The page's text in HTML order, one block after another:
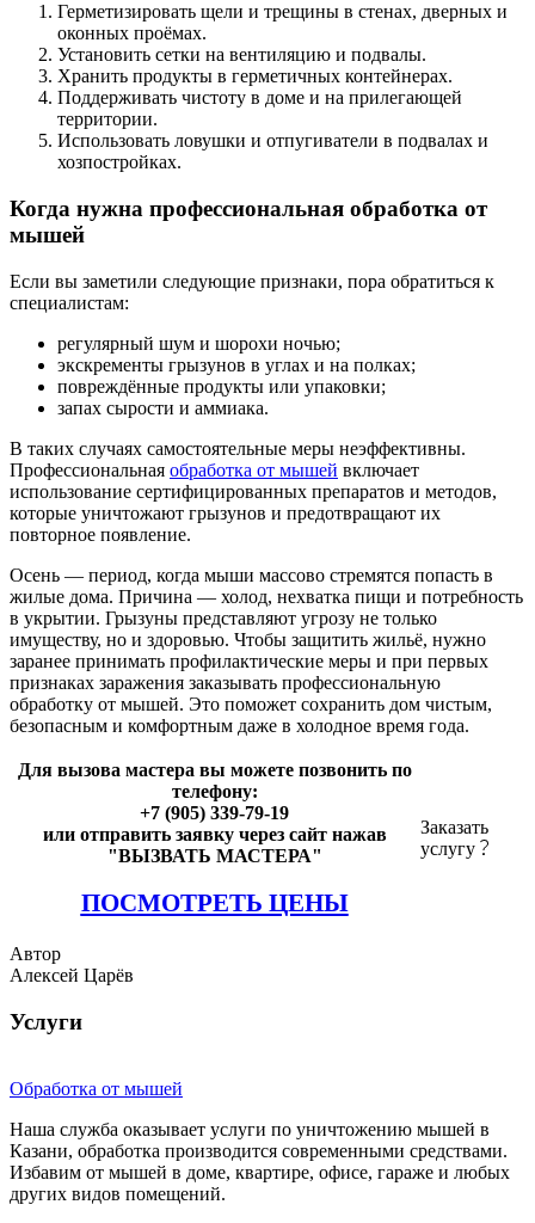
Герметизировать щели и трещины в стенах, дверных и
оконных проёмах.
Установить сетки на вентиляцию и подвалы.
Хранить продукты в герметичных контейнерах.
Поддерживать чистоту в доме и на прилегающей
территории.
Использовать ловушки и отпугиватели в подвалах и
хозпостройках.
Когда нужна профессиональная обработка от
мышей
Если вы заметили следующие признаки, пора обратиться к
специалистам:
регулярный шум и шорохи ночью;
экскременты грызунов в углах и на полках;
повреждённые продукты или упаковки;
запах сырости и аммиака.
В таких случаях самостоятельные меры неэффективны.
Профессиональная обработка от мышей включает
использование сертифицированных препаратов и методов,
которые уничтожают грызунов и предотвращают их
повторное появление.
Осень — период, когда мыши массово стремятся попасть в
жилые дома. Причина — холод, нехватка пищи и потребность
в укрытии. Грызуны представляют угрозу не только
имуществу, но и здоровью. Чтобы защитить жильё, нужно
заранее принимать профилактические меры и при первых
признаках заражения заказывать профессиональную
обработку от мышей. Это поможет сохранить дом чистым,
безопасным и комфортным даже в холодное время года.
Для вызова мастера вы можете позвонить по
телефону:
+7 (905) 339-79-19
или отправить заявку через сайт нажав
"ВЫЗВАТЬ МАСТЕРА"
ПОСМОТРЕТЬ ЦЕНЫ
Заказать
услугу
Автор
Алексей Царёв
Услуги
Обработка от мышей
Наша служба оказывает услуги по уничтожению мышей в
Казани, обработка производится современными средствами.
Избавим от мышей в доме, квартире, офисе, гараже и любых
других видов помещений.